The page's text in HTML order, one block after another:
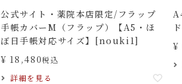
公式サイト・薬院本店限定/フラップ
手帳カバーM（フラップ）【A5・ほ
ぼ日手帳対応サイズ】[nouki1]
¥ 18,480税込
詳細を見る
ド
¥